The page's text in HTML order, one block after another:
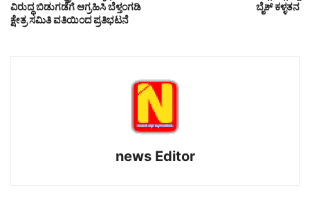
ವಿರುದ್ಧ ಬಿಡುಗಡೆಗೆ ಆಗ್ರಹಿಸಿ ಬೆಳ್ತಂಗಡಿ
ಕ್ಷೇತ್ರ ಸಮಿತಿ ವತಿಯಿಂದ ಪ್ರತಿಭಟನೆ
ಬೈಕ್ ಕಳ್ಳತನ
news Editor